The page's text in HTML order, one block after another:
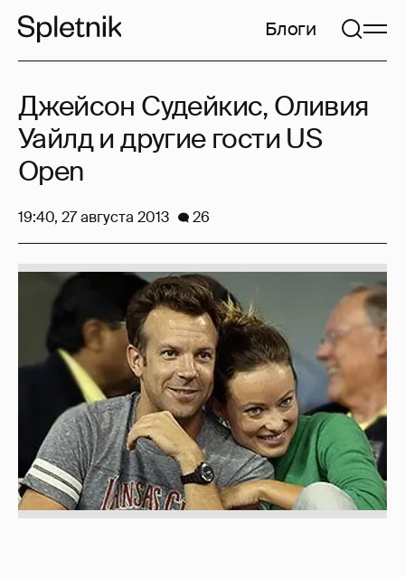
Блоги
Джейсон Судейкис, Оливия
Уайлд и другие гости US
Open
19:40, 27 августа 2013 26